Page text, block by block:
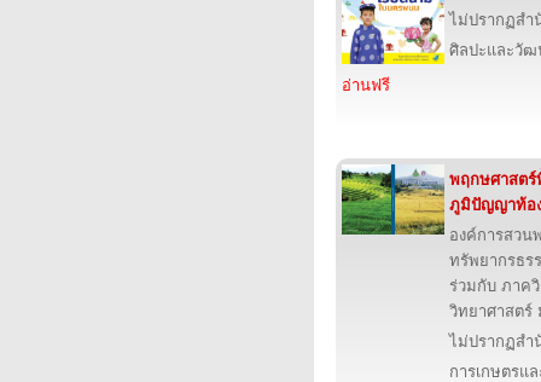
ไม่ปรากฏส
ศิลปะและวัฒ
อ่านฟรี
พฤกษศาสตร์
ภูมิปัญญาท้อ
องค์การสวน
ทรัพยากรธร
ร่วมกับ ภาค
วิทยาศาสตร์
ไม่ปรากฏส
การเกษตรแ